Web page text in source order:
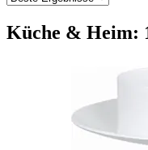
Küche & Heim: